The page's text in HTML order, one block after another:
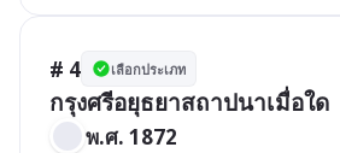
# 4 เลือกประเภท
กรุงศรีอยุธยาสถาปนาเมื่อใด
พ.ศ. 1872